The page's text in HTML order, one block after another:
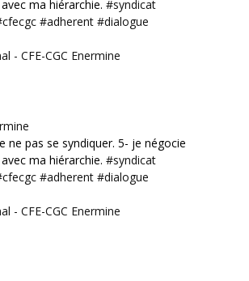
ma hiérarchie. #syndicat
#adherent #dialogue
- CFE-CGC Enermine
ne pas se syndiquer. 5- je négocie
ma hiérarchie. #syndicat
#adherent #dialogue
- CFE-CGC Enermine